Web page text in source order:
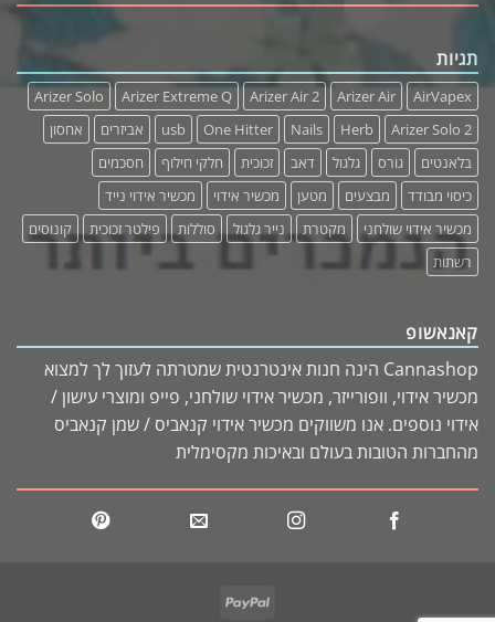
קאנאשופ
Cannashop הינה חנות אינטרנטית שמטרתה לעזוך לך למצוא
מכשיר אידוי, וופורייזר, מכשיר אידוי שולחני, פייפ ומוצרי עישון /
אידוי נוספים. אנו משווקים מכשיר אידוי קנאביס / שמן קנאביס
מהחברות הטובות בעולם ובאיכות מקסימלית
תגיות
AirVapex
Arizer Air
Arizer Air 2
Arizer Extreme Q
Arizer Solo
Arizer Solo 2
Herb
Nails
One Hitter
usb אביזרים
אחסון
בלאנטים
גורס גלגול דאב זכוכית חלקי חילוף
חסכמים
כיסוי מבודד
מבצעים מטען מכשיר אידוי
מכשיר אידוי נייד
מכשיר אידוי שולחני
מקטרת נייר גלגול סוללות פילטר זכוכית
קונוסים
רשתות